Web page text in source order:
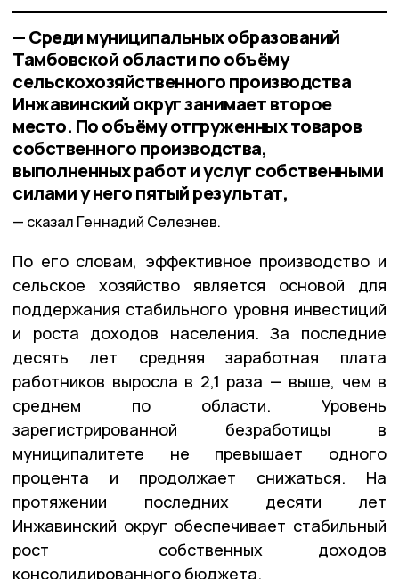
— Среди муниципальных образований
Тамбовской области по объёму
сельскохозяйственного производства
Инжавинский округ занимает второе
место. По объёму отгруженных товаров
собственного производства,
выполненных работ и услуг собственными
силами у него пятый результат,
сказал Геннадий Селезнев.
По его словам, эффективное производство и
сельское хозяйство является основой для
поддержания стабильного уровня инвестиций
и роста доходов населения. За последние
десять лет средняя заработная плата
работников выросла в 2,1 раза — выше, чем в
среднем по области. Уровень
зарегистрированной безработицы в
муниципалитете не превышает одного
процента и продолжает снижаться. На
протяжении последних десяти лет
Инжавинский округ обеспечивает стабильный
рост собственных доходов
консолидированного бюджета.